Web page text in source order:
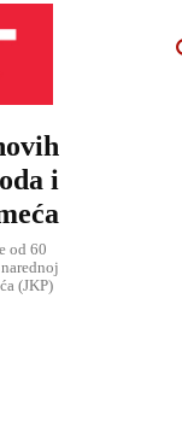
i
od 60
(JKP)